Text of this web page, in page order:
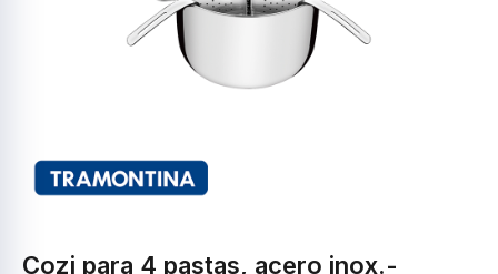
Cozi para 4 pastas, acero inox.-